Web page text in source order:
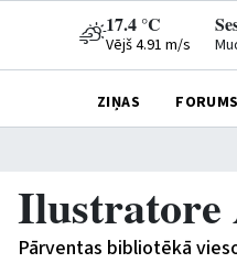
17.4 °C
Vējš 4.91 m/s
ZIŅAS FORUMS
Ilustratore
Pārventas bibliotēkā